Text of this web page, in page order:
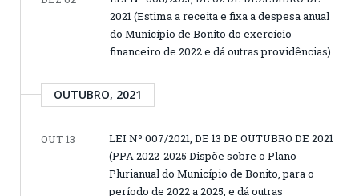
2021 (Estima a receita e fixa a despesa anual
do Município de Bonito do exercício
financeiro de 2022 e dá outras providências)
OUTUBRO, 2021
OUT 13
LEI Nº 007/2021, DE 13 DE OUTUBRO DE 2021
(PPA 2022-2025 Dispõe sobre o Plano
Plurianual do Município de Bonito, para o
período de 2022 a 2025, e dá outras